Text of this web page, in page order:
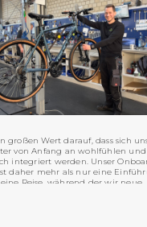
großen Wert darauf, dass sich
von Anfang an wohlfühlen und
integriert werden. Unser
daher mehr als nur eine
Reise, während der wir neue